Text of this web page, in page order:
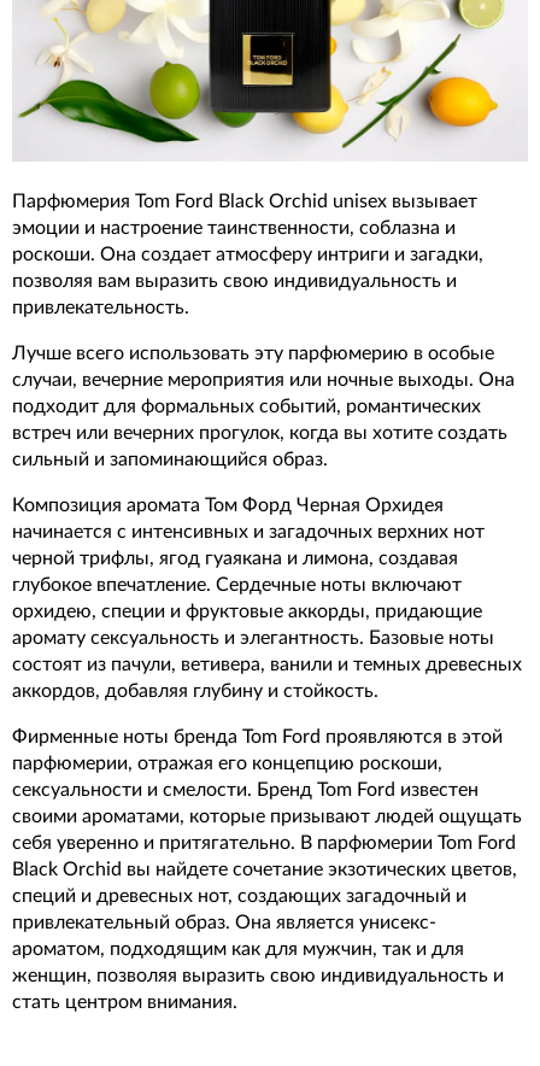
Парфюмерия Tom Ford Black Orchid unisex вызывает
эмоции и настроение таинственности, соблазна и
роскоши. Она создает атмосферу интриги и загадки,
позволяя вам выразить свою индивидуальность и
привлекательность.
Лучше всего использовать эту парфюмерию в особые
случаи, вечерние мероприятия или ночные выходы. Она
подходит для формальных событий, романтических
встреч или вечерних прогулок, когда вы хотите создать
сильный и запоминающийся образ.
Композиция аромата Том Форд Черная Орхидея
начинается с интенсивных и загадочных верхних нот
черной трифлы, ягод гуаякана и лимона, создавая
глубокое впечатление. Сердечные ноты включают
орхидею, специи и фруктовые аккорды, придающие
аромату сексуальность и элегантность. Базовые ноты
состоят из пачули, ветивера, ванили и темных древесных
аккордов, добавляя глубину и стойкость.
Фирменные ноты бренда Tom Ford проявляются в этой
парфюмерии, отражая его концепцию роскоши,
сексуальности и смелости. Бренд Tom Ford известен
своими ароматами, которые призывают людей ощущать
себя уверенно и притягательно. В парфюмерии Tom Ford
Black Orchid вы найдете сочетание экзотических цветов,
специй и древесных нот, создающих загадочный и
привлекательный образ. Она является унисекс-
ароматом, подходящим как для мужчин, так и для
женщин, позволяя выразить свою индивидуальность и
стать центром внимания.